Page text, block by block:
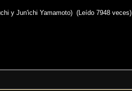
y Jun'ichi Yamamoto) (Leído 7948 veces)